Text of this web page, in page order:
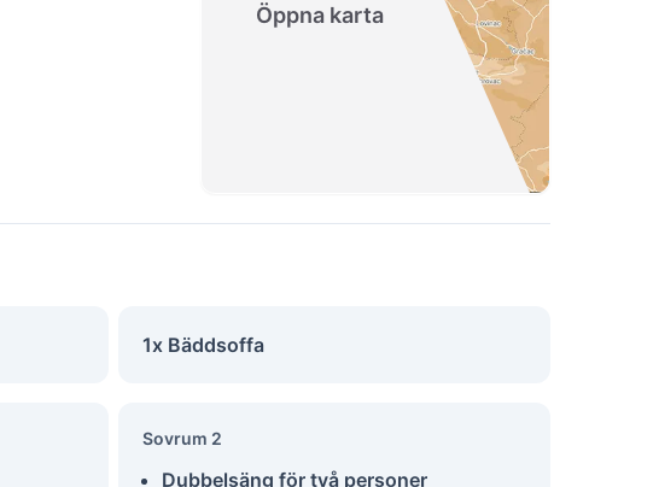
Öppna karta
1x Bäddsoffa
Sovrum 2
Dubbelsäng för två personer